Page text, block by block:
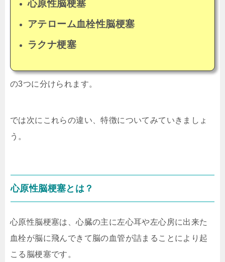
心原性脳梗塞
アテローム血栓性脳梗塞
ラクナ梗塞
の3つに分けられます。
では次にこれらの違い、特徴についてみていきましょ
う。
心原性脳梗塞とは？
心原性脳梗塞は、心臓の主に左心耳や左心房に出来た
血栓が脳に飛んできて脳の血管が詰まることにより起
こる脳梗塞です。